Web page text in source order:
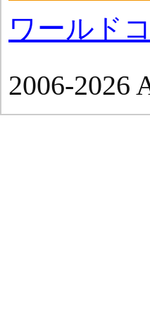
ワールド
2006-2026